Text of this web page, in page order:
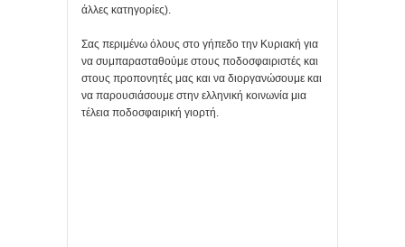
άλλες κατηγορίες).
Σας περιμένω όλους στο γήπεδο την Κυριακή για
να συμπαρασταθούμε στους ποδοσφαιριστές και
στους προπονητές μας και να διοργανώσουμε και
να παρουσιάσουμε στην ελληνική κοινωνία μια
τέλεια ποδοσφαιρική γιορτή.